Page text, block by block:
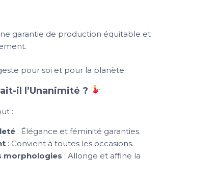
garantie de production équitable et
pour soi et pour la planète.
il l’Unanimité ?
:
: Élégance et féminité garanties.
: Convient à toutes les occasions.
morphologies : Allonge et affine la